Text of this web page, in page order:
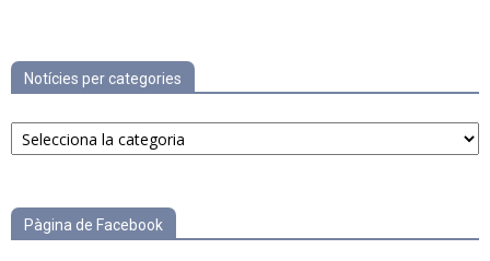
Notícies per categories
Notícies
per
Pàgina de Facebook